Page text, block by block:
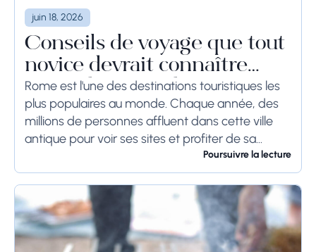
juin 18, 2026
Conseils de voyage que tout
novice devrait connaître
avant de se rendre à Rome
Rome est l'une des destinations touristiques les
plus populaires au monde. Chaque année, des
millions de personnes affluent dans cette ville
antique pour voir ses sites et profiter de sa
culture. Si vous prévoyez de visiter...Poursuivre la lecture